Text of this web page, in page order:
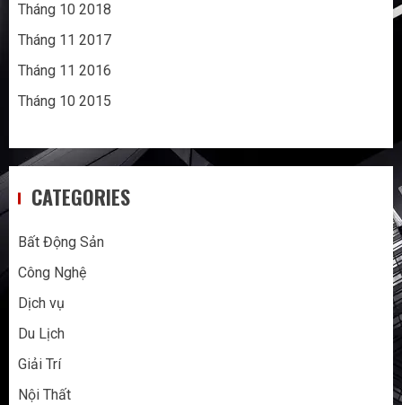
Tháng 10 2018
Tháng 11 2017
Tháng 11 2016
Tháng 10 2015
CATEGORIES
Bất Động Sản
Công Nghệ
Dịch vụ
Du Lịch
Giải Trí
Nội Thất